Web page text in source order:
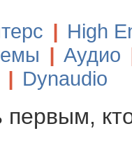
| High
| Аудио
| Dynaudio